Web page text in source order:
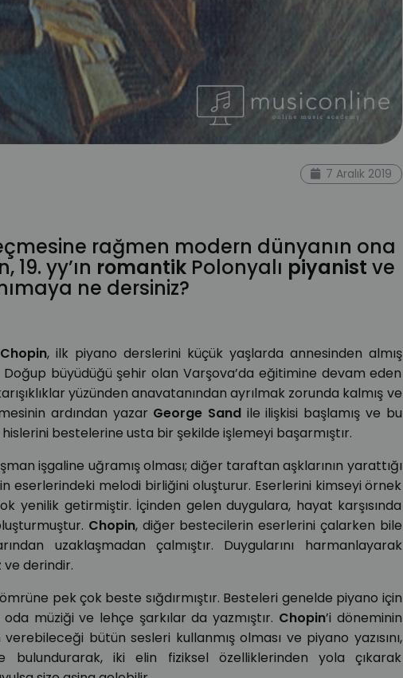
7 Aralık 2019
rağmen modern dünyanın ona
yy’ın romantik Polonyalı piyanist ve
ne dersiniz?
Chopin, ilk piyano derslerini küçük yaşlarda annesinden almış
büyüdüğü şehir olan Varşova’da eğitimine devam eden
yüzünden anavatanından ayrılmak zorunda kalmış ve
ardından yazar George Sand ile ilişkisi başlamış ve bu
hislerini bestelerine usta bir şekilde işlemeyi başarmıştır.
işgaline uğramış olması; diğer taraftan aşklarının yarattığı
eserlerindeki melodi birliğini oluşturur. Eserlerini kimseyi örnek
yenilik getirmiştir. İçinden gelen duygulara, hayat karşısında
Chopin, diğer bestecilerin eserlerini çalarken bile
uzaklaşmadan çalmıştır. Duygularını harmanlayarak
derindir.
pek çok beste sığdırmıştır. Besteleri genelde piyano için
müziği ve lehçe şarkılar da yazmıştır. Chopin’i döneminin
verebileceği bütün sesleri kullanmış olması ve piyano yazısını,
bulundurarak, iki elin fiziksel özelliklerinden yola çıkarak